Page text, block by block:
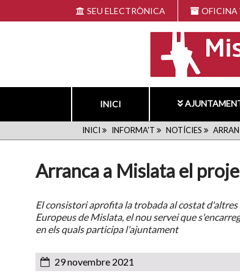
al
SEU ELECTRÒNICA OFICINA
INICI
FIL
D'ARIADNA
INICI INFORMA'T NOTÍCIES
Arranca a Mislata el
El consistori aprofita la trobada al costat
Europeus de Mislata, el nou servei que
en els quals participa l'ajuntament
29 novembre 2021